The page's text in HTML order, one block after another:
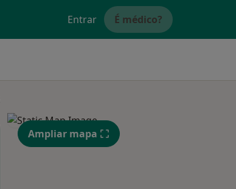
Entrar É médico?
Ampliar mapa